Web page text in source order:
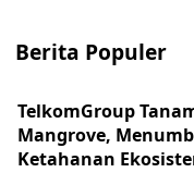
Berita Populer
TelkomGroup
Mangrove,
Ketahanan